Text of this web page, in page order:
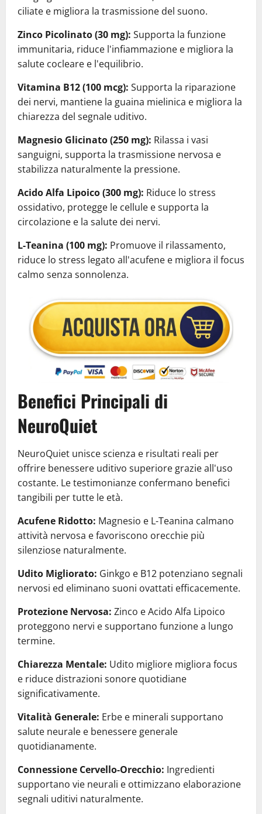
ciliate e migliora la trasmissione del suono.
Zinco Picolinato (30 mg): Supporta la funzione
immunitaria, riduce l'infiammazione e migliora la
salute cocleare e l'equilibrio.
Vitamina B12 (100 mcg): Supporta la riparazione
dei nervi, mantiene la guaina mielinica e migliora la
chiarezza del segnale uditivo.
Magnesio Glicinato (250 mg): Rilassa i vasi
sanguigni, supporta la trasmissione nervosa e
stabilizza naturalmente la pressione.
Acido Alfa Lipoico (300 mg): Riduce lo stress
ossidativo, protegge le cellule e supporta la
circolazione e la salute dei nervi.
L-Teanina (100 mg): Promuove il rilassamento,
riduce lo stress legato all'acufene e migliora il focus
calmo senza sonnolenza.
Benefici Principali di
NeuroQuiet
NeuroQuiet unisce scienza e risultati reali per
offrire benessere uditivo superiore grazie all'uso
costante. Le testimonianze confermano benefici
tangibili per tutte le età.
Acufene Ridotto: Magnesio e L-Teanina calmano
attività nervosa e favoriscono orecchie più
silenziose naturalmente.
Udito Migliorato: Ginkgo e B12 potenziano segnali
nervosi ed eliminano suoni ovattati efficacemente.
Protezione Nervosa: Zinco e Acido Alfa Lipoico
proteggono nervi e supportano funzione a lungo
termine.
Chiarezza Mentale: Udito migliore migliora focus
e riduce distrazioni sonore quotidiane
significativamente.
Vitalità Generale: Erbe e minerali supportano
salute neurale e benessere generale
quotidianamente.
Connessione Cervello-Orecchio: Ingredienti
supportano vie neurali e ottimizzano elaborazione
segnali uditivi naturalmente.